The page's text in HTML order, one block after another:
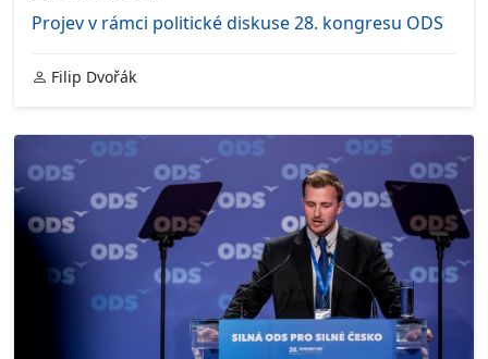
Projev v rámci politické diskuse 28. kongresu ODS
Filip Dvořák